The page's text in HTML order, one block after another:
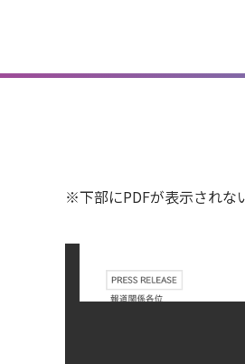
※下部にPDFが表示されな